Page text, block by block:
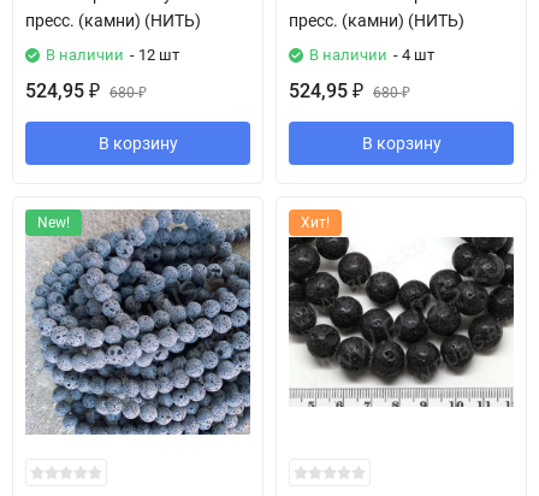
пресс. (камни) (НИТЬ)
В наличии - 12 шт
524,95 ₽ 680₽
В корзину
пресс. (камни) (НИТЬ)
В наличии - 4 шт
524,95 ₽ 680₽
В корзину
New! Хит!